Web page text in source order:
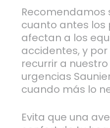
cuanto antes
afectan a los
accidentes, y
recurrir a
urgencias
cuando más lo
Evita que una